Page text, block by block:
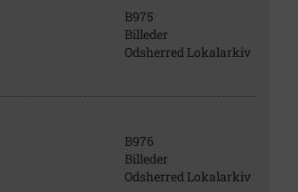
B975
Billeder
Odsherred Lokalarkiv
B976
Billeder
Odsherred Lokalarkiv